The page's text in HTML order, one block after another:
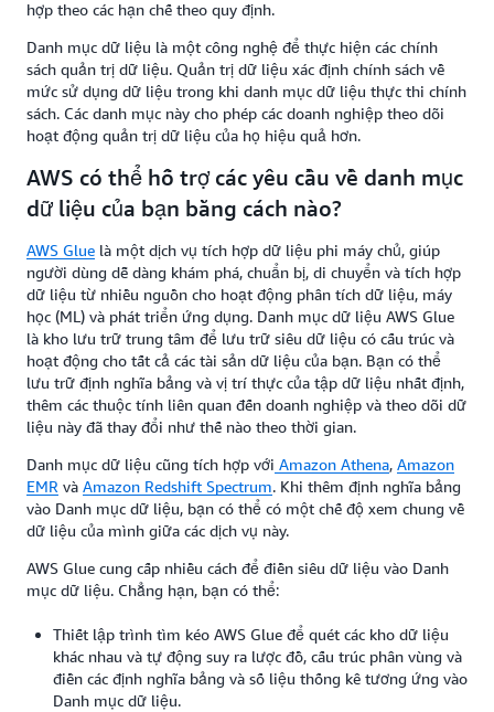
hợp theo các hạn chế theo quy định.
Danh mục dữ liệu là một công nghệ để thực hiện các chính
sách quản trị dữ liệu. Quản trị dữ liệu xác định chính sách về
mức sử dụng dữ liệu trong khi danh mục dữ liệu thực thi chính
sách. Các danh mục này cho phép các doanh nghiệp theo dõi
hoạt động quản trị dữ liệu của họ hiệu quả hơn.
AWS có thể hỗ trợ các yêu cầu về danh mục
dữ liệu của bạn bằng cách nào?
AWS Glue là một dịch vụ tích hợp dữ liệu phi máy chủ, giúp
người dùng dễ dàng khám phá, chuẩn bị, di chuyển và tích hợp
dữ liệu từ nhiều nguồn cho hoạt động phân tích dữ liệu, máy
học (ML) và phát triển ứng dụng. Danh mục dữ liệu AWS Glue
là kho lưu trữ trung tâm để lưu trữ siêu dữ liệu có cấu trúc và
hoạt động cho tất cả các tài sản dữ liệu của bạn. Bạn có thể
lưu trữ định nghĩa bảng và vị trí thực của tập dữ liệu nhất định,
thêm các thuộc tính liên quan đến doanh nghiệp và theo dõi dữ
liệu này đã thay đổi như thế nào theo thời gian.
Danh mục dữ liệu cũng tích hợp với Amazon Athena, Amazon
EMR và Amazon Redshift Spectrum. Khi thêm định nghĩa bảng
vào Danh mục dữ liệu, bạn có thể có một chế độ xem chung về
dữ liệu của mình giữa các dịch vụ này.
AWS Glue cung cấp nhiều cách để điền siêu dữ liệu vào Danh
mục dữ liệu. Chẳng hạn, bạn có thể:
Thiết lập trình tìm kéo AWS Glue để quét các kho dữ liệu
khác nhau và tự động suy ra lược đồ, cấu trúc phân vùng và
điền các định nghĩa bảng và số liệu thống kê tương ứng vào
Danh mục dữ liệu.